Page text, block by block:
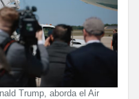
Trump, aborda el Air